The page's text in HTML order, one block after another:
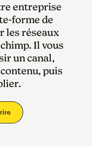
entreprise
forme de
les réseaux
Il vous
un canal,
puis